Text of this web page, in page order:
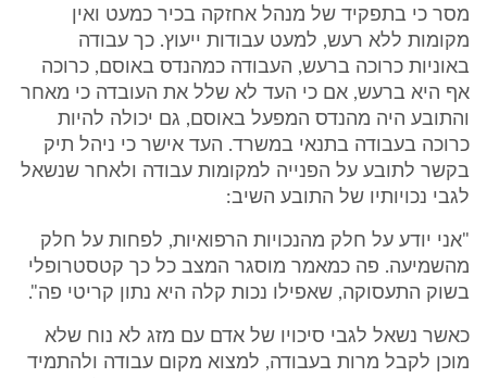
מסר כי בתפקיד של מנהל אחזקה בכיר כמעט ואין
מקומות ללא רעש, למעט עבודות ייעוץ. כך עבודה
באוניות כרוכה ברעש, העבודה כמהנדס באוסם, כרוכה
אף היא ברעש, אם כי העד לא שלל את העובדה כי מאחר
והתובע היה מהנדס המפעל באוסם, גם יכולה להיות
כרוכה בעבודה בתנאי במשרד. העד אישר כי ניהל תיק
בקשר לתובע על הפנייה למקומות עבודה ולאחר שנשאל
לגבי נכויותיו של התובע השיב:
"אני יודע על חלק מהנכויות הרפואיות, לפחות על חלק
מהשמיעה. פה כמאמר מוסגר המצב כל כך קטסטרופלי
בשוק התעסוקה, שאפילו נכות קלה היא נתון קריטי פה".
כאשר נשאל לגבי סיכויו של אדם עם מזג לא נוח שלא
מוכן לקבל מרות בעבודה, למצוא מקום עבודה ולהתמיד